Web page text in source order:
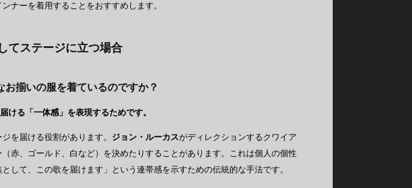
ナーを着用することをおすすめします。
てステージに立つ場合
揃いの服を着ているのですか？
ける「一体感」を表現するためです。
を届ける役割があります。 ジョン・ルーカスがディレクションするクワイア
赤、ゴールド、白など）を決めたりすることがあります。これは個人の個性
して、この歌を届けます」という連帯感を示すための伝統的な手法です。